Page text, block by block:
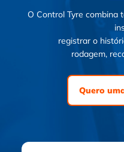
O Control Tyre combina
registrar o
rodagem,
Quero